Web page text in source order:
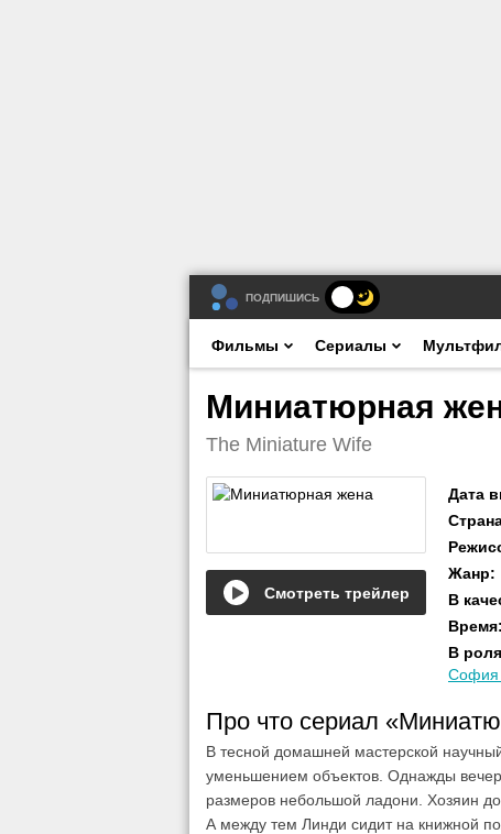
ПОДПИШИСЬ
Фильмы Сериалы
Миниатюрная
The Miniature Wife
Смотреть трейлер
Дата
Жанр:
В
Время:
В
София
Про что сериал
В тесной домашней мастерской
уменьшением объектов. Однажды
размеров небольшой ладони. Хозяин
А между тем Линди сидит на книжной